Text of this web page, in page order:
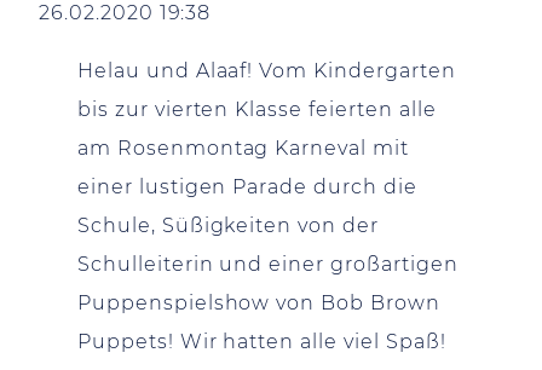
26.02.2020 19:38
Helau und Alaaf!Vom Kindergarten
bis zur vierten Klasse feierten alle
am Rosenmontag Karneval mit
einer lustigen Parade durch die
Schule, Süßigkeiten von der
Schulleiterin und einer großartigen
Puppenspielshow von Bob Brown
Puppets! Wir hatten alle viel Spaß!